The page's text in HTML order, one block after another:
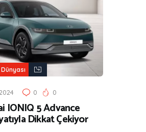
0 0
IONIQ 5 Advance
Dikkat Çekiyor